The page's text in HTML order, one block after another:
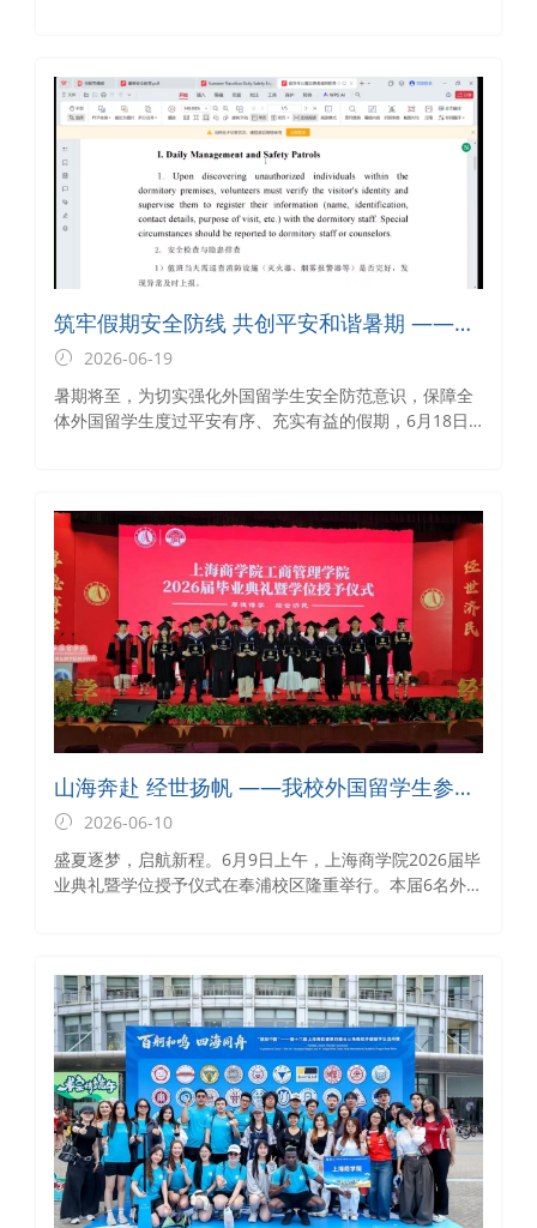
视频作品《九曲桥：站在这里看见两个上海》，荣获上海
市三等奖，指导老师为商务信息学院叶龙等。
筑牢假期安全防线 共创平安和谐暑期 ——上
海商学院国际教育学院召开外国留学生暑假
安全教育暨留校外国留学生安全教育工作主
题班会
2026-06-19
暑期将至，为切实强化外国留学生安全防范意识，保障全
体外国留学生度过平安有序、充实有益的假期，6月18日
日程安排、各类安全须知、留校住宿管理等核心内容开展
宣讲科普，帮助外国留学生明晰假期要求、掌握安全知
识，为平安暑期及新学期顺利返校筑牢安全根基。
山海奔赴 经世扬帆 ——我校外国留学生参加
2026届毕业典礼暨学位授予仪式
2026-06-10
盛夏逐梦，启航新程。6月9日上午，上海商学院2026届毕
业典礼暨学位授予仪式在奉浦校区隆重举行。本届6名外国